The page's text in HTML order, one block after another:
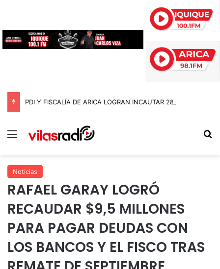
Menú
Noticias
RAFAEL GARAY LOGRÓ
RECAUDAR $9,5 MILLONES
PARA PAGAR DEUDAS CON
LOS BANCOS Y EL FISCO TRAS